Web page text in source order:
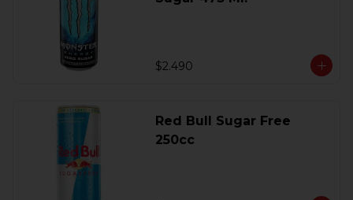
$2.490
Red Bull Sugar Free
250cc